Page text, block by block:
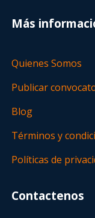
Más
Quienes Somos
Publicar
Blog
Términos y
Políticas de
Contactenos